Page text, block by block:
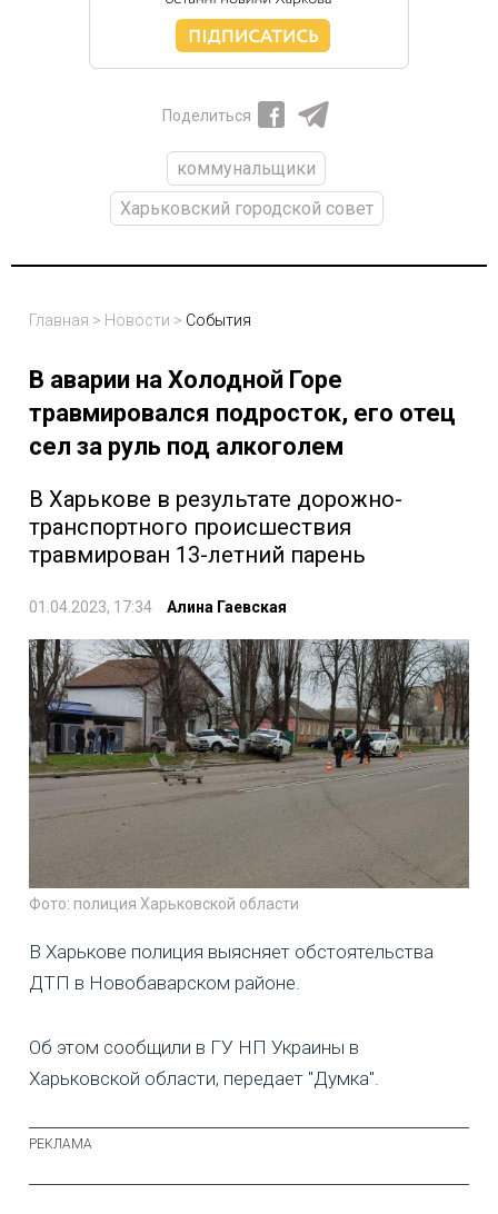
Поделиться
коммунальщики
Харьковский городской совет
Главная > Новости > События
В аварии на Холодной Горе
травмировался подросток, его отец
сел за руль под алкоголем
В Харькове в результате дорожно-
транспортного происшествия
травмирован 13-летний парень
01.04.2023, 17:34 Алина Гаевская
Фото: полиция Харьковской области
В Харькове полиция выясняет обстоятельства
ДТП в Новобаварском районе.
Об этом сообщили в ГУ НП Украины в
Харьковской области, передает "Думка".